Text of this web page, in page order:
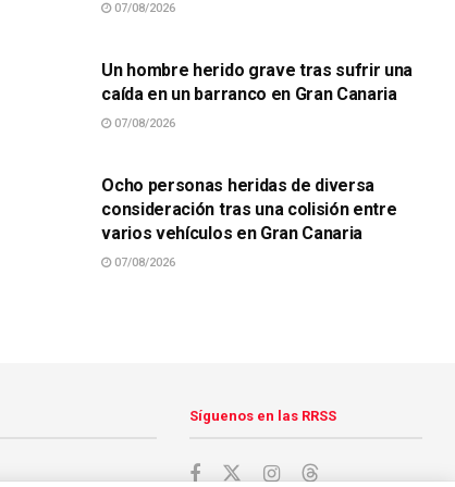
07/08/2026
Un hombre herido grave tras sufrir una
caída en un barranco en Gran Canaria
07/08/2026
Ocho personas heridas de diversa
consideración tras una colisión entre
varios vehículos en Gran Canaria
07/08/2026
Síguenos en las RRSS